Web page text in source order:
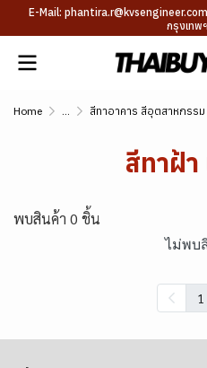
E-Mail:
กรุงเทพ
Home ... สีทาอาคาร สีอุตสาหกรรม
สีทาฝ้า
พบสินค้า 0 ชิ้น
ไม่พบ
1